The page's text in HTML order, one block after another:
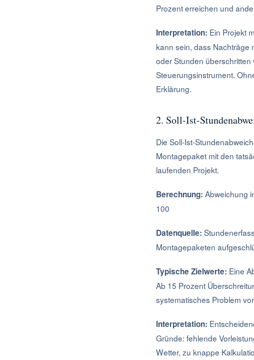
Prozent erreichen und
Interpretation: Ein Projekt
kann sein, dass Nachträge
oder Stunden
Steuerungsinstrument.
Erklärung.
2. Soll-Ist-
Die Soll-Ist-
Montagepaket mit den
laufenden Projekt.
Berechnung: Abweichung
100
Datenquelle:
Montagepaketen
Typische Zielwerte: Eine
Ab 15 Prozent
systematisches Problem
Interpretation:
Gründe: fehlende
Wetter, zu knappe